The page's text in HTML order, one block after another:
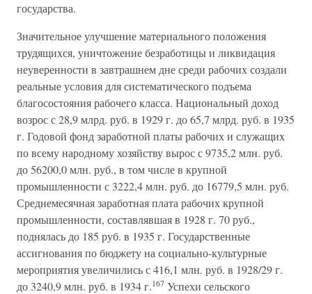
государства.
Значительное улучшение материального положения
трудящихся, уничтожение безработицы и ликвидация
неуверенности в завтрашнем дне среди рабочих создали
реальные условия для систематического подъема
благосостояния рабочего класса. Национальный доход
возрос с 28,9 млрд. руб. в 1929 г. до 65,7 млрд. руб. в 1935
г. Годовой фонд заработной платы рабочих и служащих
по всему народному хозяйству вырос с 9735,2 млн. руб.
до 56200,0 млн. руб., в том числе в крупной
промышленности с 3222,4 млн. руб. до 16779,5 млн. руб.
Среднемесячная заработная плата рабочих крупной
промышленности, составлявшая в 1928 г. 70 руб.,
поднялась до 185 руб. в 1935 г. Государственные
ассигнования по бюджету на социально-культурные
мероприятия увеличились с 416,1 млн. руб. в 1928/29 г.
до 3240,9 млн. руб. в 1934 г.167 Успехи сельского